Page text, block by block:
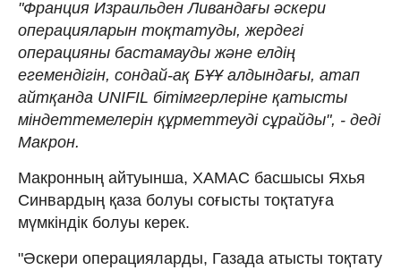
"Франция Израильден Ливандағы әскери
операцияларын тоқтатуды, жердегі
операцияны бастамауды және елдің
егемендігін, сондай-ақ БҰҰ алдындағы, атап
айтқанда UNIFIL бітімгерлеріне қатысты
міндеттемелерін құрметтеуді сұрайды", - деді
Макрон.
Макронның айтуынша, ХАМАС басшысы Яхья
Синвардың қаза болуы соғысты тоқтатуға
мүмкіндік болуы керек.
"Әскери операцияларды, Газада атысты тоқтату